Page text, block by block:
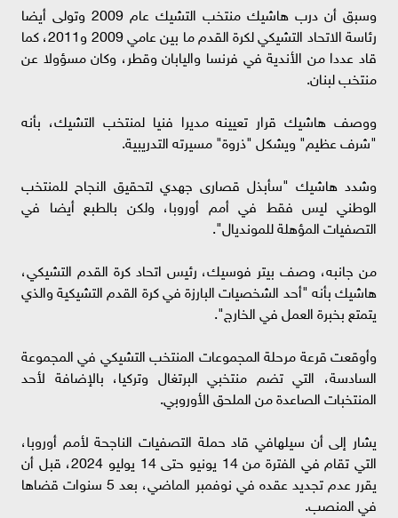
وسبق أن درب هاشيك منتخب التشيك عام 2009 وتولى أيضا
رئاسة الاتحاد التشيكي لكرة القدم ما بين عامي 2009 و2011، كما
قاد عددا من الأندية في فرنسا واليابان وقطر، وكان مسؤولا عن
منتخب لبنان.
ووصف هاشيك قرار تعيينه مديرا فنيا لمنتخب التشيك، بأنه
"شرف عظيم" ويشكل "ذروة" مسيرته التدريبية.
وشدد هاشيك "سأبذل قصارى جهدي لتحقيق النجاح للمنتخب
الوطني ليس فقط في أمم أوروبا، ولكن بالطبع أيضا في
التصفيات المؤهلة للمونديال".
من جانبه، وصف بيتر فوسيك، رئيس اتحاد كرة القدم التشيكي،
هاشيك بأنه "أحد الشخصيات البارزة في كرة القدم التشيكية والذي
يتمتع بخبرة العمل في الخارج".
وأوقعت قرعة مرحلة المجموعات المنتخب التشيكي في المجموعة
السادسة، التي تضم منتخبي البرتغال وتركيا، بالإضافة لأحد
المنتخبات الصاعدة من الملحق الأوروبي.
يشار إلى أن سيلهافي قاد حملة التصفيات الناجحة لأمم أوروبا،
التي تقام في الفترة من 14 يونيو حتى 14 يوليو 2024، قبل أن
يقرر عدم تجديد عقده في نوفمبر الماضي، بعد 5 سنوات قضاها
في المنصب.